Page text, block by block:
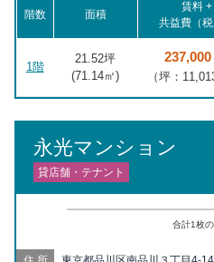
階数 面積
賃料 +
共益費（税
1階
21.52坪
(71.14㎡)
237,000
（坪：
永光マンション
貸店舗・テナント
合計1枚